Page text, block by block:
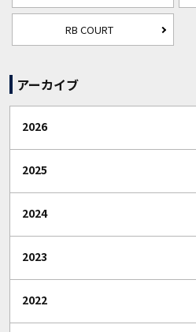
RB COURT
アーカイブ
2026
2025
2024
2023
2022